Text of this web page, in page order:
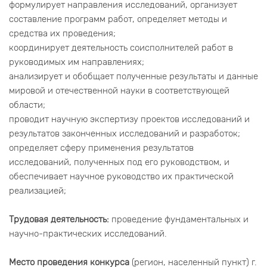
формулирует направления исследований, организует
составление программ работ, определяет методы и
средства их проведения;
координирует деятельность соисполнителей работ в
руководимых им направлениях;
анализирует и обобщает полученные результаты и данные
мировой и отечественной науки в соответствующей
области;
проводит научную экспертизу проектов исследований и
результатов законченных исследований и разработок;
определяет сферу применения результатов
исследований, полученных под его руководством, и
обеспечивает научное руководство их практической
реализацией;
Трудовая деятельность: проведение фундаментальных и
научно-практических исследований.
Место проведения конкурса (регион, населенный пункт) г.